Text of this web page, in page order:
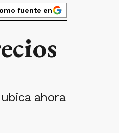
fuente en
ahora